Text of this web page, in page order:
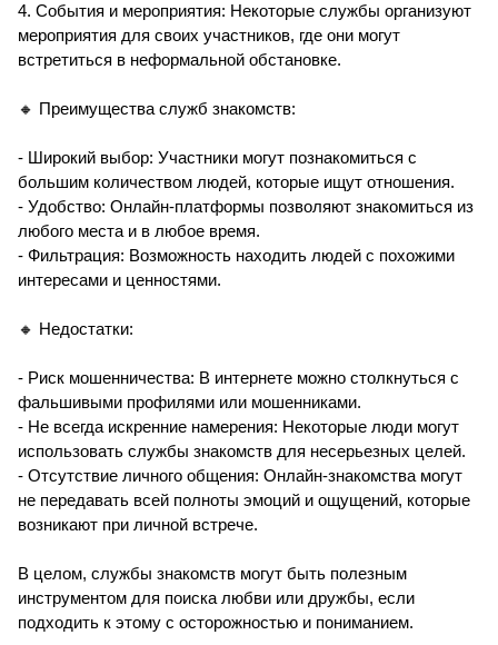
4. События и мероприятия: Некоторые службы организуют
мероприятия для своих участников, где они могут
встретиться в неформальной обстановке.
🔸 Преимущества служб знакомств:
- Широкий выбор: Участники могут познакомиться с
большим количеством людей, которые ищут отношения.
- Удобство: Онлайн-платформы позволяют знакомиться из
любого места и в любое время.
- Фильтрация: Возможность находить людей с похожими
интересами и ценностями.
🔸 Недостатки:
- Риск мошенничества: В интернете можно столкнуться с
фальшивыми профилями или мошенниками.
- Не всегда искренние намерения: Некоторые люди могут
использовать службы знакомств для несерьезных целей.
- Отсутствие личного общения: Онлайн-знакомства могут
не передавать всей полноты эмоций и ощущений, которые
возникают при личной встрече.
В целом, службы знакомств могут быть полезным
инструментом для поиска любви или дружбы, если
подходить к этому с осторожностью и пониманием.